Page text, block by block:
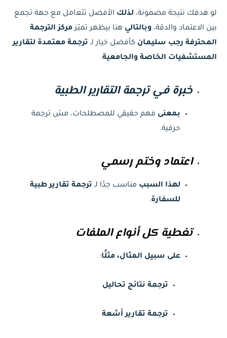
لو هدفك نتيجة مضمونة، لذلك الأفضل تتعامل مع جهة تجمع
بين الاعتماد والدقة، وبالتالي هنا بيظهر تميّزمركز الترجمة
المحترفة رجب سليمان كأفضل خيار لـ ترجمة معتمدة لتقارير
المستشفيات الخاصة والجامعية.
خبرة في ترجمة التقارير الطبية
بمعنى فهم حقيقي للمصطلحات، مش ترجمة
حرفية.
اعتماد وختم رسمي
لهذا السبب مناسب جدًا لـ ترجمة تقارير طبية
للسفارة.
تغطية كل أنواع الملفات
على سبيل المثال، مثلًا:
ترجمة نتائج تحاليل
ترجمة تقارير أشعة